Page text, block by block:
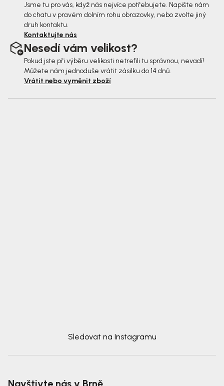
Jsme tu pro vás, když nás nejvíce potřebujete. Napište nám
do chatu v pravém dolním rohu obrazovky, nebo zvolte jiný
druh kontaktu.
Kontaktujte nás
Nesedí vám velikost?
Pokud jste při výběru velikosti netrefili tu správnou, nevadí!
Můžete nám jednoduše vrátit zásilku do 14 dnů.
Vrátit nebo vyměnit zboží
Sledovat na Instagramu
Navštivte nás v Brně